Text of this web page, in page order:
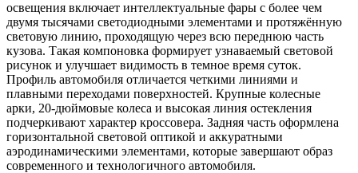
освещения включает интеллектуальные фары с более чем
двумя тысячами светодиодными элементами и протяжённую
световую линию, проходящую через всю переднюю часть
кузова. Такая компоновка формирует узнаваемый световой
рисунок и улучшает видимость в темное время суток.
Профиль автомобиля отличается четкими линиями и
плавными переходами поверхностей. Крупные колесные
арки, 20-дюймовые колеса и высокая линия остекления
подчеркивают характер кроссовера. Задняя часть оформлена
горизонтальной световой оптикой и аккуратными
аэродинамическими элементами, которые завершают образ
современного и технологичного автомобиля.